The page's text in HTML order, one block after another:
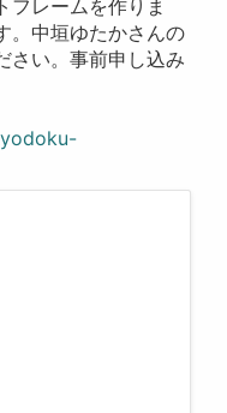
フレームを作りま
。中垣ゆたかさんの
さい。事前申し込み